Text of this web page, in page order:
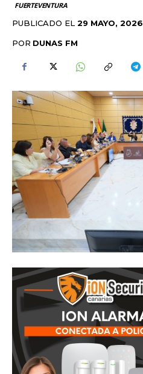
FUERTEVENTURA
PUBLICADO EL 29 MAYO, 2026
POR DUNAS FM